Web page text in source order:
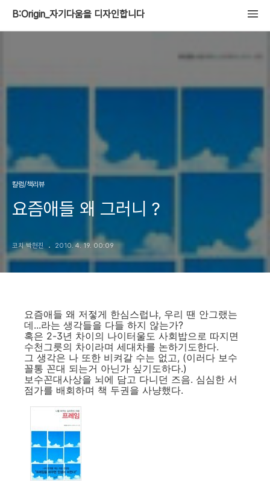
B:Origin_자기다움을 디자인합니다
칼럼/책리뷰
요즘애들 왜 그러니 ?
코치 박현진 2010. 4. 19. 00:09
요즘애들 왜 저젛게 한심스럽냐, 우리 땐 안그랬는
데...라는 생각들을 다들 하지 않는가?
혹은 2-3년 차이의 나이터울도 사회밥으로 따지면
수천그릇의 차이라며 세대차를 논하기도한다.
그 생각은 나 또한 비켜갈 수는 없고, (이러다 보수
꼴통 꼰대 되는거 아닌가 싶기도하다.)
보수꼰대사상을 뇌에 담고 다니던 즈음. 심심한 서
점가를 배회하며 책 두권을 사냥했다.